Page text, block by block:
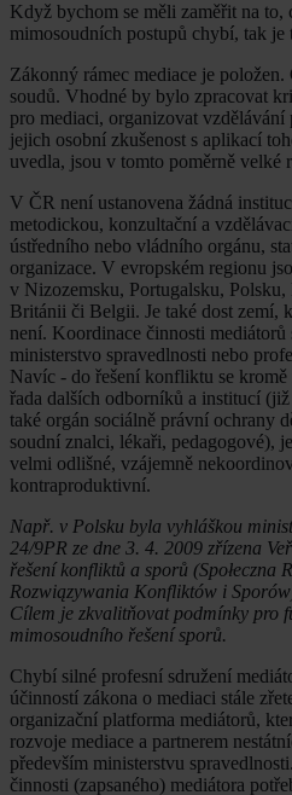
Když bychom se měli zaměřit na
mimosoudních postupů chybí, tak
Zákonný rámec mediace je
soudů. Vhodné by bylo zpracovat
pro mediaci, organizovat
jejich osobní zkušenost s aplikací
uvedla, jsou v tomto poměrně velké
V ČR není ustanovena žádná
metodickou, konzultační a
ústředního nebo vládního orgánu,
organizace. V evropském regionu
v Nizozemsku, Portugalsku,
Británii či Belgii. Je také dost zemí,
není. Koordinace činnosti mediátorů
ministerstvo spravedlnosti nebo
Navíc - do řešení konfliktu se kromě
řada dalších odborníků a institucí
také orgán sociálně právní ochrany
soudní znalci, lékaři, pedagogové),
velmi odlišné, vzájemně
kontraproduktivní.
Např. v Polsku byla vyhláškou
24/9PR ze dne 3. 4. 2009 zřízena
řešení konfliktů a sporů (Społeczna
Rozwiązywania Konfliktów i
Cílem je zkvalitňovat podmínky pro
mimosoudního řešení sporů.
Chybí silné profesní sdružení
účinností zákona o mediaci stále
organizační platforma mediátorů,
rozvoje mediace a partnerem
především ministerstvu
činnosti (zapsaného) mediátora